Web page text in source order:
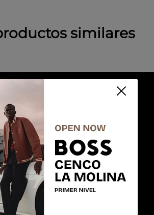
similares
CLIENTE